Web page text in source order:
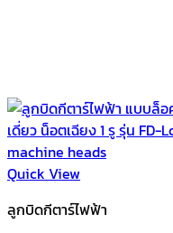
Quick View
ลูกบิดกีตาร์ไฟฟ้า